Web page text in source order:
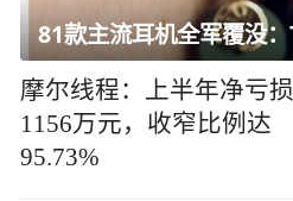
摩尔线程：上半年净亏损
1156万元，收窄比例达
95.73%